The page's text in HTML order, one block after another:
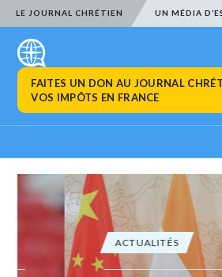
LE JOURNAL CHRÉTIEN UN MÉDIA
FAITES UN DON AU JOURNAL
VOS IMPÔTS EN FRANCE
ACTUALITÉS